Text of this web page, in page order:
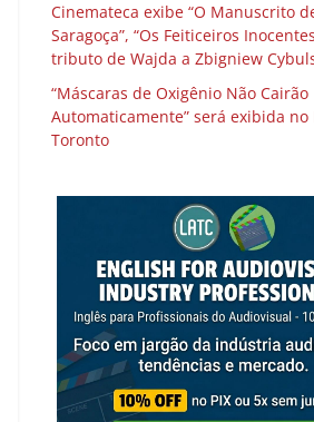
Cinemateca exibe “O Manuscrito
Saragoça”, “Os Feiticeiros
tributo de Wajda a Zbigniew
“Máscaras de Oxigênio Não Cairão
Automaticamente” será exibida no
Toronto